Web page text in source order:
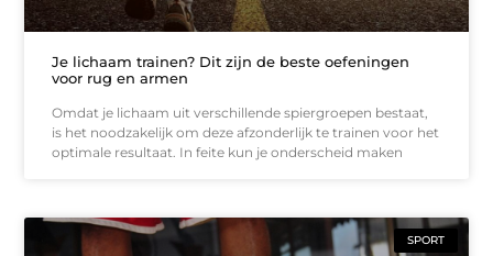
Je lichaam trainen? Dit zijn de beste oefeningen
voor rug en armen
Omdat je lichaam uit verschillende spiergroepen bestaat,
is het noodzakelijk om deze afzonderlijk te trainen voor het
optimale resultaat. In feite kun je onderscheid maken
SPORT